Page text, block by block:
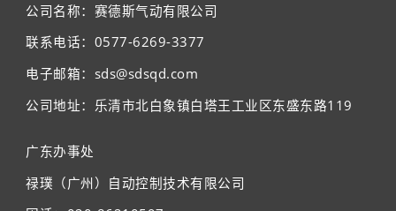
公司名称：赛德斯气动有限公司
联系电话：0577-6269-3377
电子邮箱：sds@sdsqd.com
公司地址：乐清市北白象镇白塔王工业区东盛东路119
广东办事处
禄璞（广州）自动控制技术有限公司